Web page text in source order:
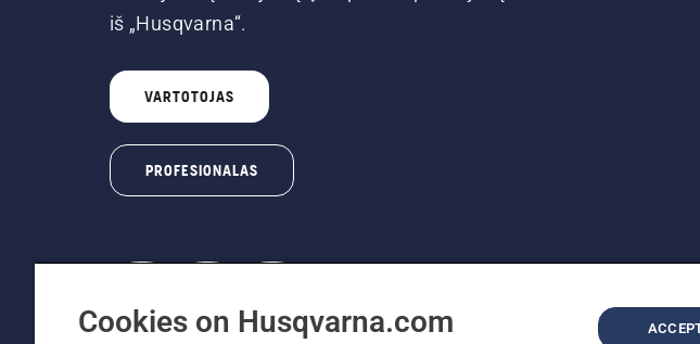
iš „Husqvarna“.
VARTOTOJAS
PROFESIONALAS
Cookies on Husqvarna.com